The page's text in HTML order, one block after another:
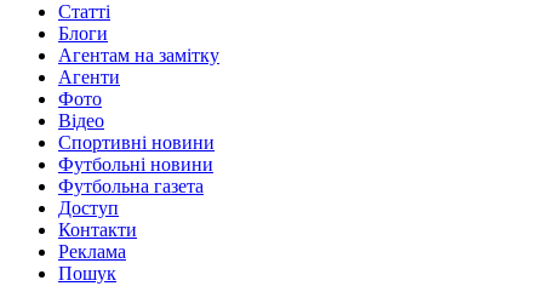
Статті
Блоги
Агентам на замітку
Агенти
Фото
Відео
Спортивні новини
Футбольні новини
Футбольна газета
Доступ
Контакти
Реклама
Пошук